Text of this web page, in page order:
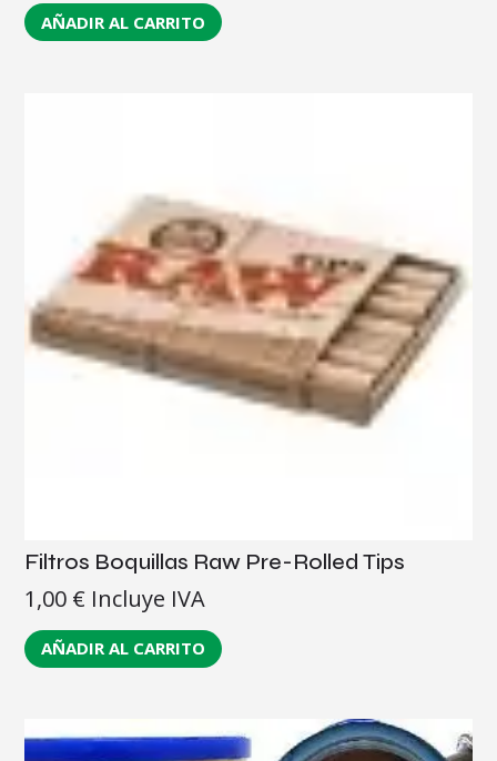
AÑADIR AL CARRITO
Filtros Boquillas Raw Pre-Rolled Tips
1,00 € Incluye IVA
AÑADIR AL CARRITO